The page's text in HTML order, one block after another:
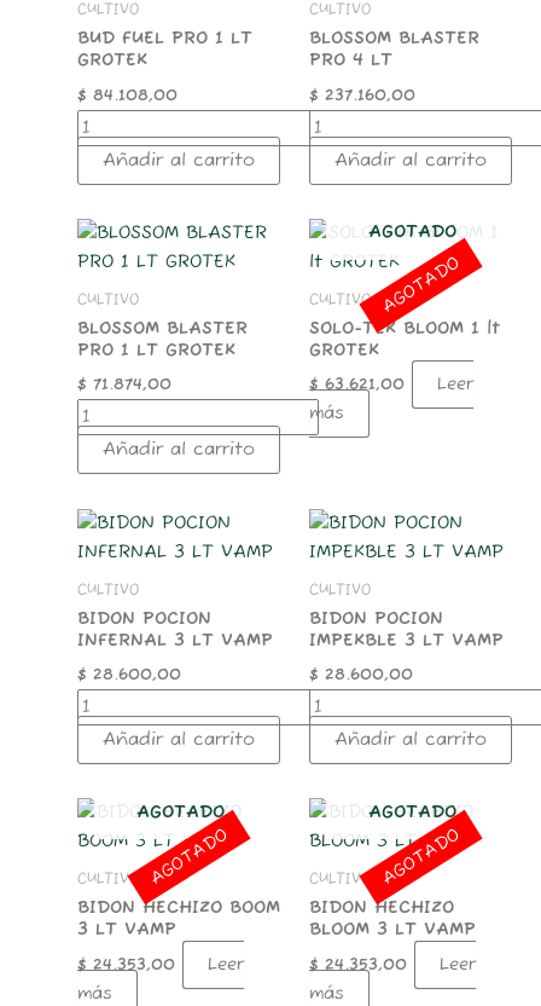
CULTIVO
BUD FUEL PRO 1 LT
GROTEK
$ 84.108,00
1
LT
GROTEK
cantidad
Añadir al carrito
CULTIVO
BLOSSOM BLASTER
PRO 4 LT
$ 237.160,00
4
LT
cantidad
Añadir al carrito
CULTIVO
BLOSSOM BLASTER
PRO 1 LT GROTEK
$ 71.874,00
BLOSSOM
BLASTER
1
LT
GROTEK
cantidad
Añadir al carrito
AGOTADO
CULTIVO
SOLO-TEK BLOOM 1 lt
GROTEK
$63.621,00
Leer
más
AGOTADO
CULTIVO
BIDON POCION
INFERNAL 3 LT VAMP
$ 28.600,00
BIDON
POCION
3
LT
VAMP
cantidad
Añadir al carrito
CULTIVO
BIDON POCION
IMPEKBLE 3 LT VAMP
$ 28.600,00
BIDON
POCION
3
LT
VAMP
cantidad
Añadir al carrito
AGOTADO
CULTIVO
BIDON HECHIZO BOOM
3 LT VAMP
$24.353,00
Leer
más
AGOTADO
AGOTADO
CULTIVO
BIDON HECHIZO
BLOOM 3 LT VAMP
$24.353,00
Leer
más
AGOTADO